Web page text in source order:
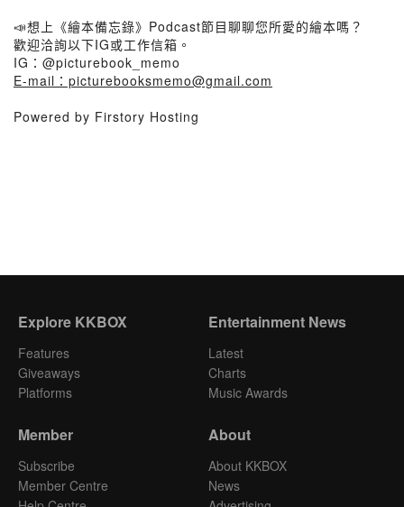
📣想上《繪本備忘錄》Podcast節目聊聊您所愛的繪本嗎？
歡迎洽詢以下IG或工作信箱。
IG：@picturebook_memo
E-mail：picturebooksmemo@gmail.com
Powered by Firstory Hosting
Explore KKBOX
Features
Giveaways
Platforms
Entertainment News
Latest
Charts
Music Awards
Member
Subscribe
Member Centre
About
About KKBOX
News